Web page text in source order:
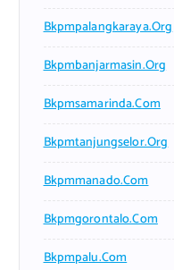
Bkpmpalangkaraya.org
Bkpmbanjarmasin.org
Bkpmsamarinda.com
Bkpmtanjungselor.org
Bkpmmanado.com
Bkpmgorontalo.com
Bkpmpalu.com